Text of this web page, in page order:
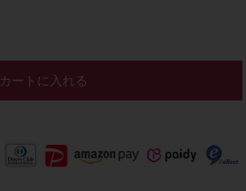
カートに入れる